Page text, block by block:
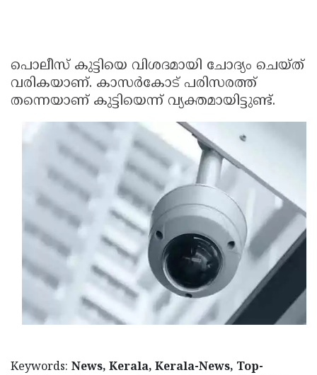
പൊലീസ് കുട്ടിയെ വിശദമായി ചോദ്യം ചെയ്ത്
വരികയാണ്. കാസര്‍കോട് പരിസരത്ത്
തന്നെയാണ് കുട്ടിയെന്ന് വ്യക്തമായിട്ടുണ്ട്.
Keywords: News, Kerala, Kerala-News, Top-